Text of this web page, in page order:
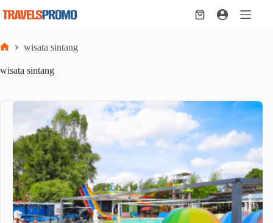
Shopping
wisata sintang
wisata sintang